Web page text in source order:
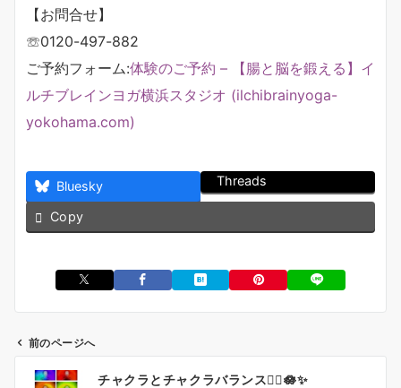
【お問合せ】
☏0120-497-882
ご予約フォーム:体験のご予約 – 【腸と脳を鍛える】イ
ルチブレインヨガ横浜スタジオ (ilchibrainyoga-
yokohama.com)
Bluesky Threads
Copy
前のページへ
チャクラとチャクラバランス🧘‍♀️🪷✨